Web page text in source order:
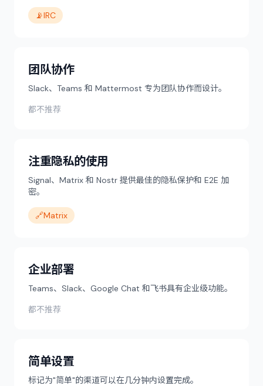
📡IRC
团队协作
Slack、Teams 和 Mattermost 专为团队协作而设计。
都不推荐
注重隐私的使用
Signal、Matrix 和 Nostr 提供最佳的隐私保护和 E2E 加
密。
🔗Matrix
企业部署
Teams、Slack、Google Chat 和飞书具有企业级功能。
都不推荐
简单设置
标记为"简单"的渠道可以在几分钟内设置完成。